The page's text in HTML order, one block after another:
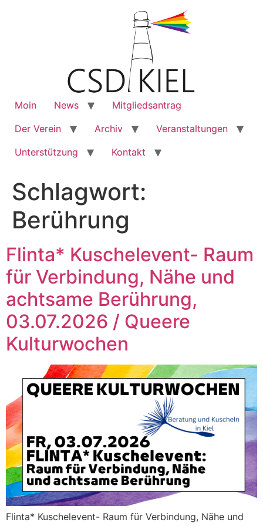
Moin News
Mitgliedsantrag
Der Verein
Archiv
Veranstaltungen
Unterstützung
Kontakt
Schlagwort:
Berührung
Flinta* Kuschelevent- Raum
für Verbindung, Nähe und
achtsame Berührung,
03.07.2026 / Queere
Kulturwochen
Flinta* Kuschelevent- Raum für Verbindung, Nähe und